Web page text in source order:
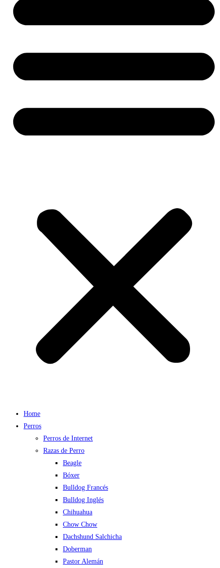
Home
Perros
Perros de Internet
Razas de Perro
Beagle
Bóxer
Bulldog Francés
Bulldog Inglés
Chihuahua
Chow Chow
Dachshund Salchicha
Doberman
Pastor Alemán